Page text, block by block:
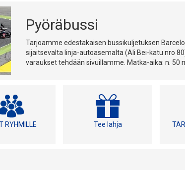
Pyöräbussi
Tarjoamme edestakaisen bussikuljetuksen
sijaitsevalta linja-autoasemalta (Ali Bei-katu nro
varaukset tehdään sivuillamme. Matka-aika: n. 50
RYHMILLE Tee lahja